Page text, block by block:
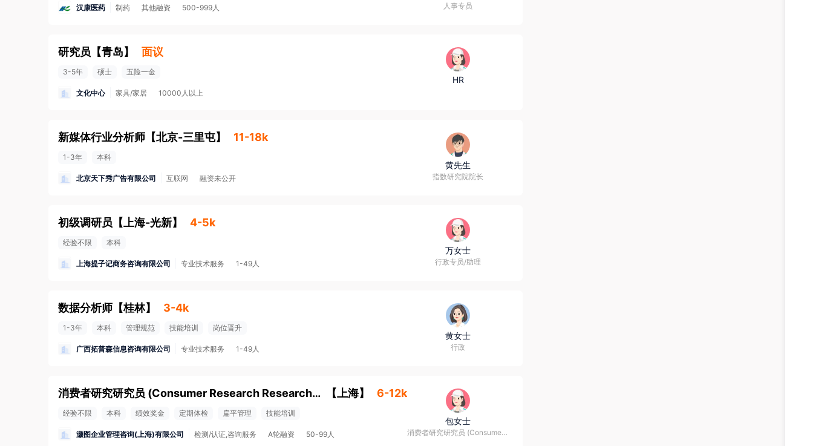
汉康医药 制药 其他融资 500-999人 人事专员
研究员 【青岛】 面议
3-5年 硕士 五险一金
文化中心 家具/家居 10000人以上
HR
新媒体行业分析师 【北京-三里屯】 11-18k
1-3年 本科
北京天下秀广告有限公司 互联网 融资未公开
黄先生
指数研究院院长
初级调研员 【 上海-光新】 4-5k
经验不限 本科
上海提子记商务咨询有限公司 专业技术服务 1-49人
万女士
行政专员/助理
数据分析师 【桂林】 3-4k
1-3年 本科 管理规范 技能培训 岗位晋升
广西拓普森信息咨询有限公司 专业技术服务 1-49人
黄女士
行政
消费者研究研究员 (Consumer Research Researcher) 【 上海】 6-12k
经验不限 本科 绩效奖金 定期体检 扁平管理 技能培训
灏图企业管理咨询(上海)有限公司 检测/认证,咨询服务 A轮融资 50-99人
包女士
消费者研究研究员 (Consumer Research Researcher)